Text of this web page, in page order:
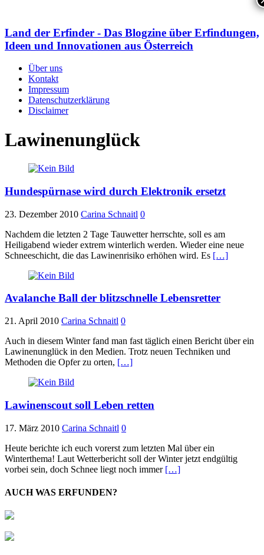
Land der Erfinder - Das Blogzine über Erfindungen,
Ideen und Innovationen aus Österreich
Über uns
Kontakt
Impressum
Datenschutzerklärung
Disclaimer
Lawinenunglück
Hundespürnase wird durch Elektronik ersetzt
23. Dezember 2010 Carina Schnaitl 0
Nachdem die letzten 2 Tage Tauwetter herrschte, soll es am
Heiligabend wieder extrem winterlich werden. Wieder eine neue
Schneeschicht, die das Lawinenrisiko erhöhen wird. Es […]
Avalanche Ball der blitzschnelle Lebensretter
21. April 2010 Carina Schnaitl 0
Auch in diesem Winter fand man fast täglich einen Bericht über ein
Lawinenunglück in den Medien. Trotz neuen Techniken und
Methoden die Opfer zu orten, […]
Lawinenscout soll Leben retten
17. März 2010 Carina Schnaitl 0
Heute berichte ich euch vorerst zum letzten Mal über ein
Winterthema! Laut Wetterbericht soll der Winter jetzt endgültig
vorbei sein, doch Schnee liegt noch immer […]
AUCH WAS ERFUNDEN?